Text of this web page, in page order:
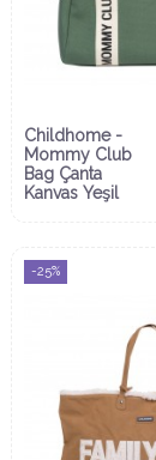
Childhome -
Mommy Club
Bag Çanta
Kanvas Yeşil
-25%